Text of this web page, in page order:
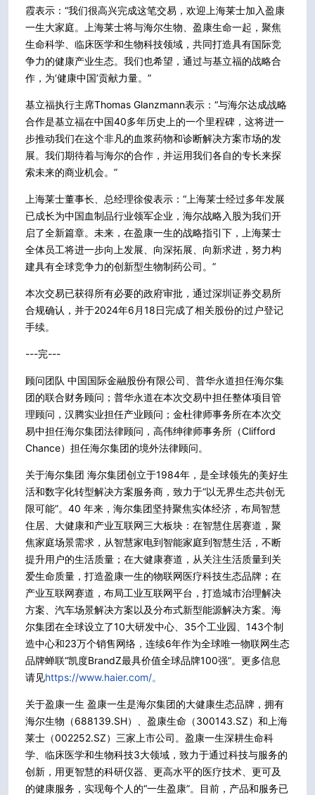
霞表示：“我们很高兴完成这笔交易，欢迎上海莱士加入盈康
一生大家庭。上海莱士将与海尔生物、盈康生命一起，聚焦
生命科学、临床医学和生物科技领域，共同打造具有国际竞
争力的健康产业生态。我们也希望，通过与基立福的战略合
作，为‘健康中国’贡献力量。”
基立福执行主席Thomas Glanzmann表示：“与海尔达成战略
合作是基立福在中国40多年历史上的一个里程碑，这将进一
步推动我们在这个非凡的血浆药物和诊断解决方案市场的发
展。我们期待着与海尔的合作，并运用我们各自的专长来探
索未来的商业机会。”
上海莱士董事长、总经理徐俊表示：“上海莱士经过多年发展
已成长为中国血制品行业领军企业，海尔战略入股为我们开
启了全新篇章。未来，在盈康一生的战略指引下，上海莱士
全体员工将进一步向上发展、向深拓展、向新求进，努力构
建具有全球竞争力的创新型生物制药公司。”
本次交易已获得所有必要的政府审批，通过深圳证券交易所
合规确认，并于2024年6月18日完成了相关股份的过户登记
手续。
---完---
顾问团队 中国国际金融股份有限公司、普华永道担任海尔集
团的联合财务顾问；普华永道在本次交易中担任整体项目管
理顾问，汉腾实业担任产业顾问；金杜律师事务所在本次交
易中担任海尔集团法律顾问，高伟绅律师事务所（Clifford
Chance）担任海尔集团的境外法律顾问。
关于海尔集团 海尔集团创立于1984年，是全球领先的美好生
活和数字化转型解决方案服务商，致力于“以无界生态共创无
限可能”。40 年来，海尔集团坚持聚焦实体经济，布局智慧
住居、大健康和产业互联网三大板块：在智慧住居赛道，聚
焦家庭场景需求，从智慧家电到智能家庭到智慧生活，不断
提升用户的生活质量；在大健康赛道，从关注生活质量到关
爱生命质量，打造盈康一生的物联网医疗科技生态品牌；在
产业互联网赛道，布局工业互联网平台，打造城市治理解决
方案、汽车场景解决方案以及分布式新型能源解决方案。海
尔集团在全球设立了10大研发中心、35个工业园、143个制
造中心和23万个销售网络，连续6年作为全球唯一物联网生态
品牌蝉联“凯度BrandZ最具价值全球品牌100强”。更多信息
请见https://www.haier.com/。
关于盈康一生 盈康一生是海尔集团的大健康生态品牌，拥有
海尔生物（688139.SH）、盈康生命（300143.SZ）和上海
莱士（002252.SZ）三家上市公司。盈康一生深耕生命科
学、临床医学和生物科技3大领域，致力于通过科技与服务的
创新，用更智慧的科研仪器、更高水平的医疗技术、更可及
的健康服务，实现每个人的“一生盈康”。目前，产品和服务已